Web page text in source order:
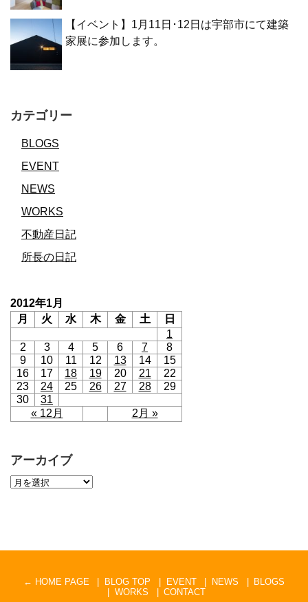
【イベント】1月11日･12日は宇部市にて建築
家展に参加します。
カテゴリー
BLOGS
EVENT
NEWS
WORKS
不動産日記
所長の日記
2012年1月
月
火 水 木 金 土 日
« 12月 2月 »
1
2
3 4 5 6 7
8
9
10 11 12 13 14
15
16
17 18 19 20 21
22
23
24 25 26 27 28
29
30
31
アーカイブ
← HOME PAGE BLOG TOP EVENT NEWS
BLOGS
WORKS
CONTACT